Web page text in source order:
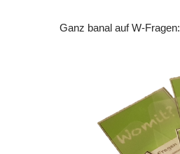
Ganz banal auf W-Fragen: